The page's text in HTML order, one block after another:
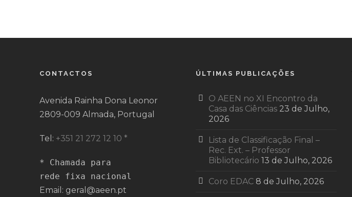
CONTACTOS
Avenida Rainha Dona Leonor
2809-009 Almada, Portugal
Tel: +351 21 272 12 10 *
* Chamada para
rede fixa nacional
Email: geral@aeen.pt
ÚLTIMAS PUBLICAÇÕES
O AEEN no XI Encontro da
Casa das Ciências 23 de Julho,
2026
Lista de Classificação Final –
Rec. Ext. – Professor
Bibliotecário 13 de Julho, 2026
Coro EDAC 8 de Julho, 2026